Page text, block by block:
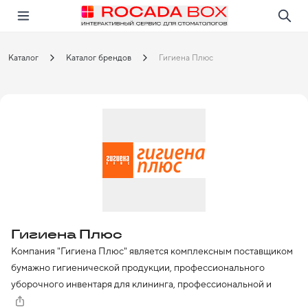
Открыть в приложении!
Каталог Каталог брендов Гигиена Плюс
Гигиена Плюс
Компания "Гигиена Плюс" является комплексным поставщиком
бумажно гигиенической продукции, профессионального
уборочного инвентаря для клининга, профессиональной и
бытовой химии для клининга, а так же диспесеров, дозаторов,